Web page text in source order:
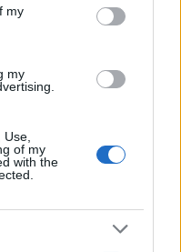
my
my
of my
with the
garanzia ufficiale
valutare permute.
con
Renatoal